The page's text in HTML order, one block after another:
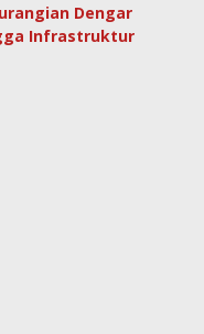
Dengar
Infrastruktur